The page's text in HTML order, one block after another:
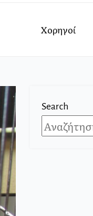
Χορηγοί
Search